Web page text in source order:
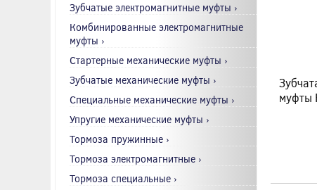
Зубчатые электромагнитные муфты ›
Комбинированные электромагнитные
муфты ›
Стартерные механические муфты ›
Зубчатые механические муфты ›
Специальные механические муфты ›
Упругие механические муфты ›
Тормоза пружинные ›
Тормоза электромагнитные ›
Тормоза специальные ›
муфты